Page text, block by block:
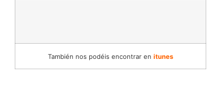
También nos podéis encontrar en itunes